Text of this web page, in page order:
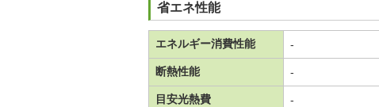
省エネ性能
エネルギー消費性能 -
断熱性能 -
目安光熱費 -